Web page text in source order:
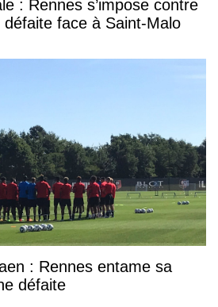
: Rennes s’impose contre
face à Saint-Malo
: Rennes entame sa
défaite